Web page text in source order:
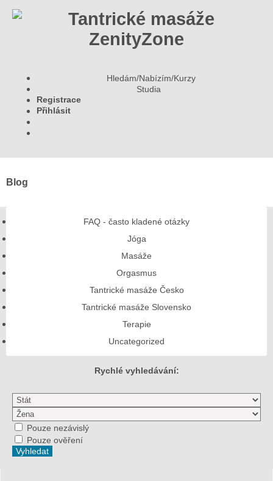
Hledám/Nabízím/Kurzy
Studia
Registrace
Přihlásit
Blog
FAQ - často kladené otázky
Jóga
Masáže
Orgasmus
Tantrické masáže Česko
Tantrické masáže Slovensko
Terapie
Uncategorized
Rychlé vyhledávání:
Pouze nezávislý
Pouze ověření